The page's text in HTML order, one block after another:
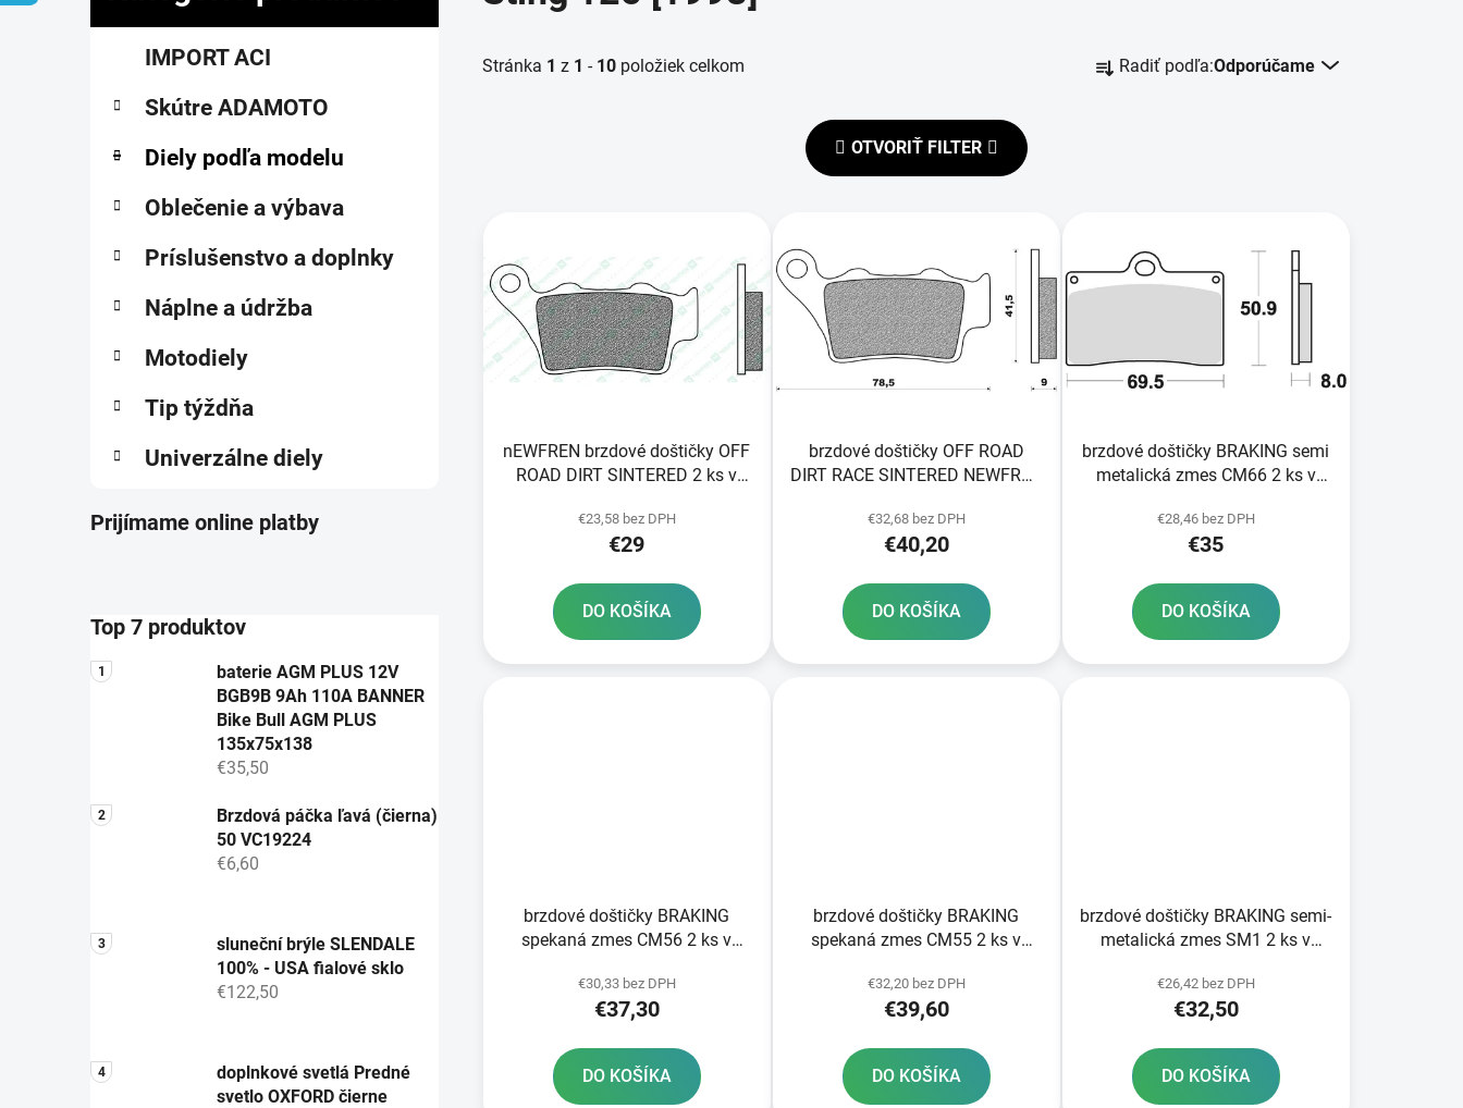
č
kategórieIMPORT ACI
Skútre ADAMOTO
Diely podľa modelu
Oblečenie a výbava
Príslušenstvo a doplnky
Náplne a údržba
Motodiely
Tip týždňa
Univerzálne diely
Prijímame online platby
Top 7 produktov
baterie AGM PLUS 12V
BGB9B 9Ah 110A BANNER
Bike Bull AGM PLUS
135x75x138
€35,50
Brzdová páčka ľavá (čierna)
50 VC19224
€6,60
sluneční brýle SLENDALE
100% - USA fialové sklo
€122,50
doplnkové svetlá Predné
svetlo OXFORD čierne
Stránka 1 z 1 - 10 položiek celkom
a
r
u
k
o
v
Radiť podľa:Odporúčame
OTVORIŤ FILTER
p
i
s
p
nEWFREN brzdové doštičky OFF
ROAD DIRT SINTERED 2 ks v
€23,58 bez DPH
€29
DO KOŠÍKA
brzdové doštičky OFF ROAD
DIRT RACE SINTERED NEWFREN
€32,68 bez DPH
€40,20
DO KOŠÍKA
brzdové doštičky BRAKING semi
metalická zmes CM66 2 ks v
€28,46 bez DPH
€35
DO KOŠÍKA
brzdové doštičky BRAKING
spekaná zmes CM56 2 ks v
€30,33 bez DPH
€37,30
DO KOŠÍKA
brzdové doštičky BRAKING
spekaná zmes CM55 2 ks v
€32,20 bez DPH
€39,60
DO KOŠÍKA
brzdové doštičky BRAKING semi-
metalická zmes SM1 2 ks v
€26,42 bez DPH
€32,50
DO KOŠÍKA